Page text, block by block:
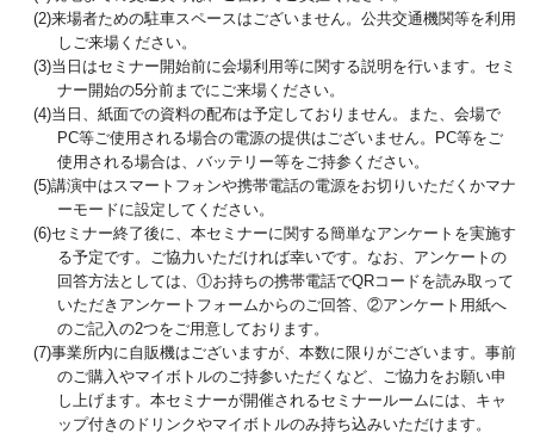
(2)来場者ための駐車スペースはございません。公共交通機関等を利用
しご来場ください。
(3)当日はセミナー開始前に会場利用等に関する説明を行います。セミ
ナー開始の5分前までにご来場ください。
(4)当日、紙面での資料の配布は予定しておりません。また、会場で
PC等ご使用される場合の電源の提供はございません。PC等をご
使用される場合は、バッテリー等をご持参ください。
(5)講演中はスマートフォンや携帯電話の電源をお切りいただくかマナ
ーモードに設定してください。
(6)セミナー終了後に、本セミナーに関する簡単なアンケートを実施す
る予定です。ご協力いただければ幸いです。なお、アンケートの
回答方法としては、①お持ちの携帯電話でQRコードを読み取って
いただきアンケートフォームからのご回答、②アンケート用紙へ
のご記入の2つをご用意しております。
(7)事業所内に自販機はございますが、本数に限りがございます。事前
のご購入やマイボトルのご持参いただくなど、ご協力をお願い申
し上げます。本セミナーが開催されるセミナールームには、キャ
ップ付きのドリンクやマイボトルのみ持ち込みいただけます。